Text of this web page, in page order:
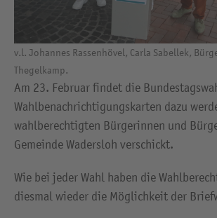
v.l. Johannes Rassenhövel, Carla Sabellek,
Thegelkamp.
Am 23. Februar findet die
Wahlbenachrichtigungskarten dazu
wahlberechtigten Bürgerinnen und
Gemeinde Wadersloh verschickt.
Wie bei jeder Wahl haben die
diesmal wieder die Möglichkeit der